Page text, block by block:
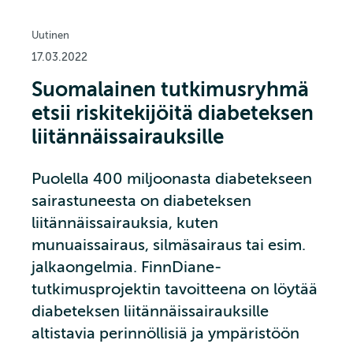
Uutinen
17.03.2022
Suomalainen tutkimusryhmä
etsii riskitekijöitä diabeteksen
liitännäissairauksille
Puolella 400 miljoonasta diabetekseen
sairastuneesta on diabeteksen
liitännäissairauksia, kuten
munuaissairaus, silmäsairaus tai esim.
jalkaongelmia. FinnDiane-
tutkimusprojektin tavoitteena on löytää
diabeteksen liitännäissairauksille
altistavia perinnöllisiä ja ympäristöön